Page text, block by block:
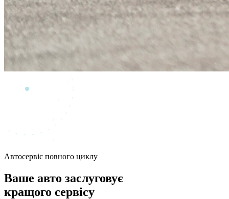
Автосервіс повного циклу
Ваше авто заслуговує
кращого сервісу